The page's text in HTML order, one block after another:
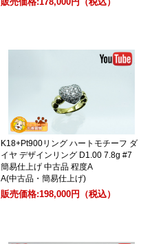
K18+Pt900リング ハートモチーフ ダ
イヤ デザインリング D1.00 7.8g #7
簡易仕上げ 中古品 程度A
A(中古品・簡易仕上げ)
販売価格:198,000円 （税込）